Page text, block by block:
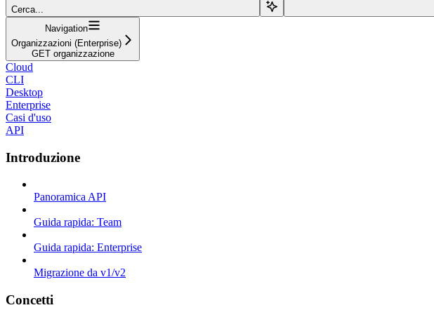
Cerca...
Navigation
Organizzazioni (Enterprise)
GET organizzazione
Cloud
CLI
Desktop
Enterprise
Casi d'uso
API
Introduzione
Panoramica API
Guida rapida: Team
Guida rapida: Enterprise
Migrazione da v1/v2
Concetti